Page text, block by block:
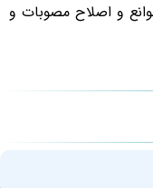
و اصلاح مصوبات و